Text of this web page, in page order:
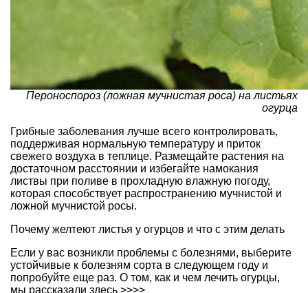
Пероноспороз (ложная мучнистая роса) на листьях
огурца
Грибные заболевания лучше всего контролировать,
поддерживая нормальную температуру и приток
свежего воздуха в теплице. Размещайте растения на
достаточном расстоянии и избегайте намокания
листвы при поливе в прохладную влажную погоду,
которая способствует распространению мучнистой и
ложной мучнистой росы.
Почему желтеют листья у огурцов и что с этим делать
Если у вас возникли проблемы с болезнями, выберите
устойчивые к болезням сорта в следующем году и
попробуйте еще раз. О том, как и чем лечить огурцы,
мы рассказали здесь >>>>